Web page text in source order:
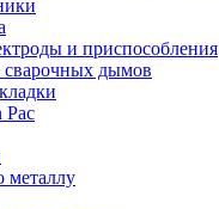
и приспособления
дымов
Pac
металлу